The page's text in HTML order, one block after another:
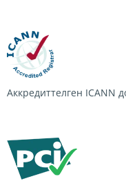
Аккредиттелген ICANN